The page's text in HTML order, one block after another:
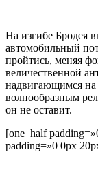
На изгибе Бродея
автомобильный
пройтись, меняя
величественной
надвигающимся на
волнообразным
он не оставит.
[one_half
padding=»0 0px